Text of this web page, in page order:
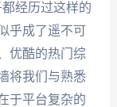
经历过这样的
乎成了遥不可
优酷的热门综
将我们与熟悉
于平台复杂的